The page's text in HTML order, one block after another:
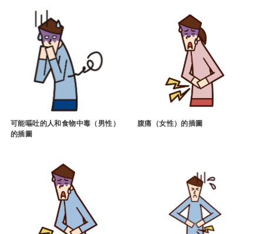
可能嘔吐的人和食物中毒（男性）
的插圖
腹痛（女性）的插圖